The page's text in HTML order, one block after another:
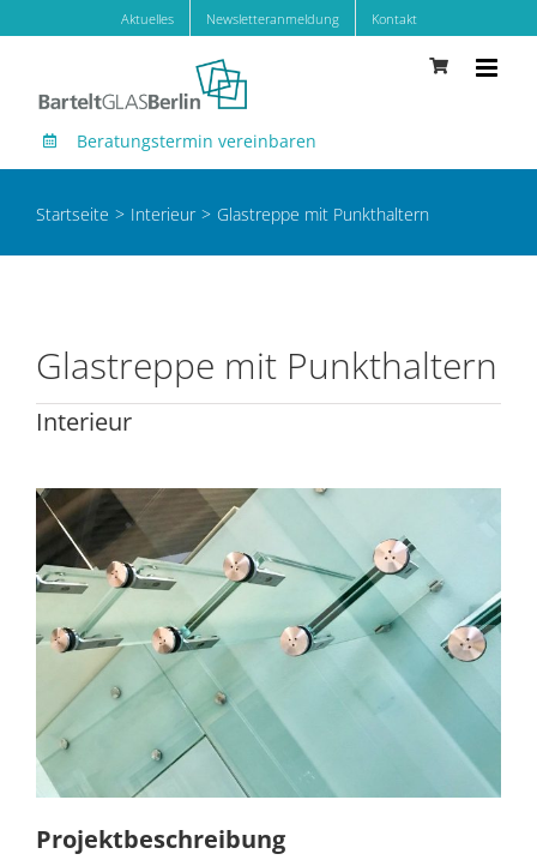
springen
Aktuelles Newsletteranmeldung Kontakt
Beratungstermin vereinbaren
Startseite Interieur Glastreppe mit Punkthaltern
Glastreppe mit Punkthaltern
Interieur
Projektbeschreibung